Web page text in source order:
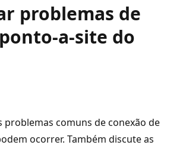
problemas de
a-site do
problemas comuns de conexão de
ocorrer. Também discute as